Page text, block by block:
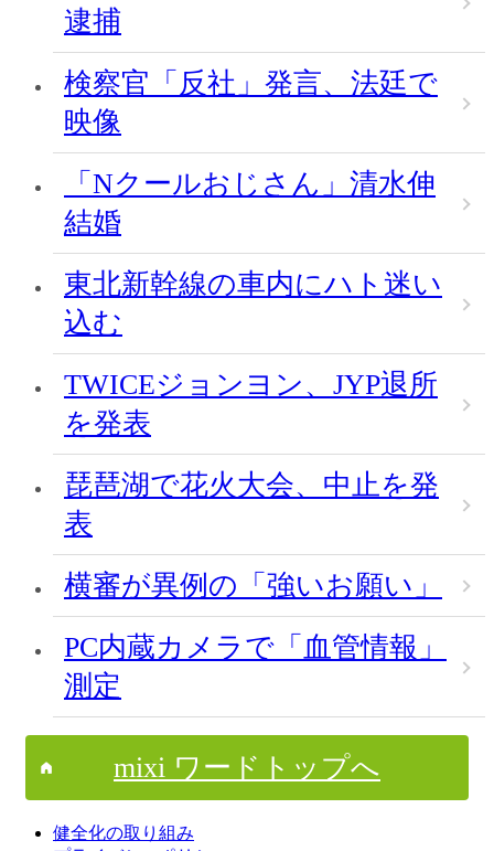
逮捕
検察官「反社」発言、法廷で
映像
「Nクールおじさん」清水伸
結婚
東北新幹線の車内にハト迷い
込む
TWICEジョンヨン、JYP退所
を発表
琵琶湖で花火大会、中止を発
表
横審が異例の「強いお願い」
PC内蔵カメラで「血管情報」
測定
mixi ワードトップへ
健全化の取り組み